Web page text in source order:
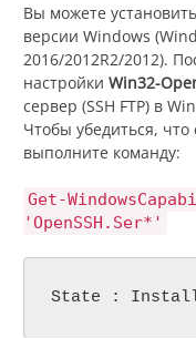
Вы можете
версии Windows
2016/2012R2/2012).
настройки Win32-
сервер (SSH FTP) в
Чтобы убедиться, что
выполните команду:
Get-
'OpenSSH.Ser*'
State :